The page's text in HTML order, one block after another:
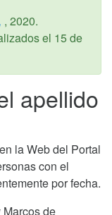
, 2020.
el 15 de
apellido
la Web del Portal
con el
por fecha.
de